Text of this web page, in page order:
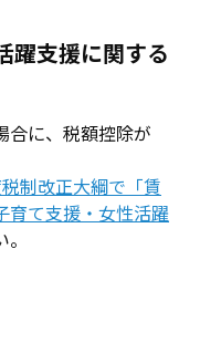
躍支援に関する
合に、税額控除が
制改正大綱で「賃
育て支援・女性活躍